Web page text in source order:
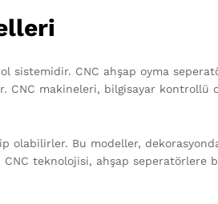
sistemidir. CNC ahşap oyma
CNC makineleri, bilgisayar kontrollü
olabilirler. Bu modeller,
teknolojisi, ahşap seperatörlere